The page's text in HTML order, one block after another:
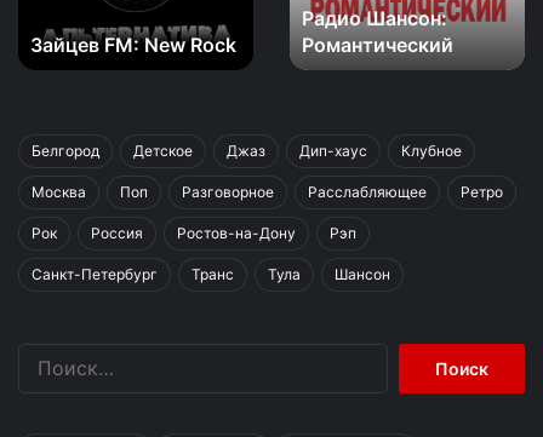
Зайцев FM: New Rock
Радио Шансон:
Романтический
Белгород Детское Джаз Дип-хаус Клубное
Москва Поп Разговорное Расслабляющее Ретро
Рок Россия Ростов-на-Дону Рэп
Санкт-Петербург Транс Тула Шансон